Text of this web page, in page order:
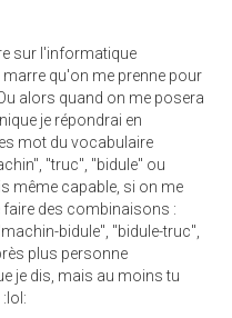
sur l'informatique
marre qu'on me prenne pour
alors quand on me posera
je répondrai en
mot du vocabulaire
"truc", "bidule" ou
même capable, si on me
faire des combinaisons :
bidule", "bidule-truc",
plus personne
je dis, mais au moins tu